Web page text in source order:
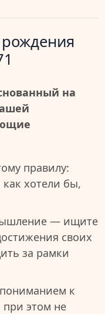
рождения
на
правилу:
как хотели бы,
— ищите
своих
за рамки
к
при этом не